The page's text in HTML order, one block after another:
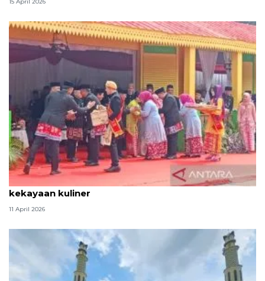
Tradisi hantaran Lebaran Betawi simbol bakti dan
kekayaan kuliner
11 April 2026